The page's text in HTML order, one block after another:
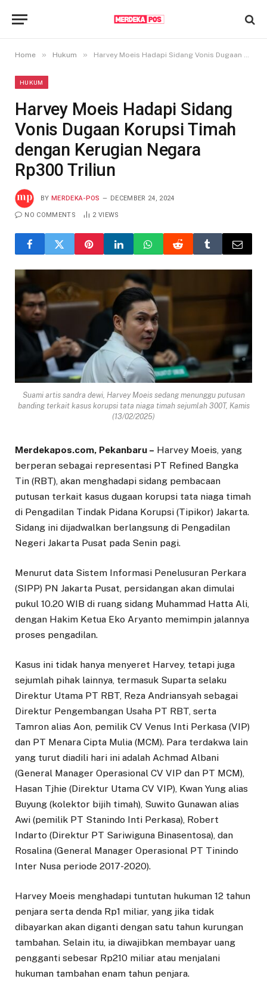
Home » Hukum » Harvey Moeis Hadapi Sidang Vonis Dugaan Korupsi Timah dengan Kerugian Negara Rp300 Triliun
HUKUM
Harvey Moeis Hadapi Sidang
Vonis Dugaan Korupsi Timah
dengan Kerugian Negara
Rp300 Triliun
BY MERDEKA-POS DECEMBER 24, 2024
NO COMMENTS 2 VIEWS
Suami artis sandra dewi, Harvey Moeis sedang menunggu putusan
banding terkait kasus korupsi tata niaga timah sejumlah 300T, Kamis
(13/02/2025)
Merdekapos.com, Pekanbaru – Harvey Moeis, yang
berperan sebagai representasi PT Refined Bangka
Tin (RBT), akan menghadapi sidang pembacaan
putusan terkait kasus dugaan korupsi tata niaga timah
di Pengadilan Tindak Pidana Korupsi (Tipikor) Jakarta.
Sidang ini dijadwalkan berlangsung di Pengadilan
Negeri Jakarta Pusat pada Senin pagi.
Menurut data Sistem Informasi Penelusuran Perkara
(SIPP) PN Jakarta Pusat, persidangan akan dimulai
pukul 10.20 WIB di ruang sidang Muhammad Hatta Ali,
dengan Hakim Ketua Eko Aryanto memimpin jalannya
proses pengadilan.
Kasus ini tidak hanya menyeret Harvey, tetapi juga
sejumlah pihak lainnya, termasuk Suparta selaku
Direktur Utama PT RBT, Reza Andriansyah sebagai
Direktur Pengembangan Usaha PT RBT, serta
Tamron alias Aon, pemilik CV Venus Inti Perkasa (VIP)
dan PT Menara Cipta Mulia (MCM). Para terdakwa lain
yang turut diadili hari ini adalah Achmad Albani
(General Manager Operasional CV VIP dan PT MCM),
Hasan Tjhie (Direktur Utama CV VIP), Kwan Yung alias
Buyung (kolektor bijih timah), Suwito Gunawan alias
Awi (pemilik PT Stanindo Inti Perkasa), Robert
Indarto (Direktur PT Sariwiguna Binasentosa), dan
Rosalina (General Manager Operasional PT Tinindo
Inter Nusa periode 2017-2020).
Harvey Moeis menghadapi tuntutan hukuman 12 tahun
penjara serta denda Rp1 miliar, yang jika tidak
dibayarkan akan diganti dengan satu tahun kurungan
tambahan. Selain itu, ia diwajibkan membayar uang
pengganti sebesar Rp210 miliar atau menjalani
hukuman tambahan enam tahun penjara.